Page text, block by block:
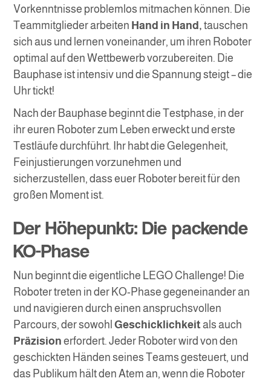
Vorkenntnisse problemlos mitmachen können. Die
Teammitglieder arbeiten Hand in Hand, tauschen
sich aus und lernen voneinander, um ihren Roboter
optimal auf den Wettbewerb vorzubereiten. Die
Bauphase ist intensiv und die Spannung steigt – die
Uhr tickt!
Nach der Bauphase beginnt die Testphase, in der
ihr euren Roboter zum Leben erweckt und erste
Testläufe durchführt. Ihr habt die Gelegenheit,
Feinjustierungen vorzunehmen und
sicherzustellen, dass euer Roboter bereit für den
großen Moment ist.
Der Höhepunkt: Die packende
KO-Phase
Nun beginnt die eigentliche LEGO Challenge! Die
Roboter treten in der KO-Phase gegeneinander an
und navigieren durch einen anspruchsvollen
Parcours, der sowohlGeschicklichkeitals auch
Präzision erfordert. Jeder Roboter wird von den
geschickten Händen seines Teams gesteuert, und
das Publikum hält den Atem an, wenn die Roboter